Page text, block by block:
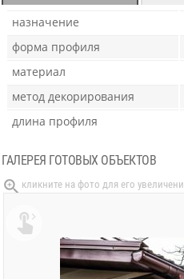
назначение
форма профиля
материал
метод декорирования
длина профиля
ГАЛЕРЕЯ ГОТОВЫХ ОБЪЕКТОВ
